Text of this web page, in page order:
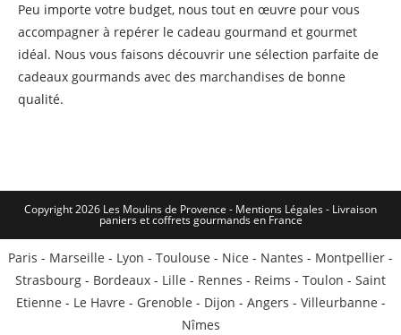
Peu importe votre budget, nous tout en œuvre pour vous
accompagner à repérer le cadeau gourmand et gourmet
idéal. Nous vous faisons découvrir une sélection parfaite de
cadeaux gourmands avec des marchandises de bonne
qualité.
Copyright 2026 Les Moulins de Provence - Mentions Légales - Livraison
paniers et coffrets gourmands en France
Paris - Marseille - Lyon - Toulouse - Nice - Nantes - Montpellier -
Strasbourg - Bordeaux - Lille - Rennes - Reims - Toulon - Saint
Etienne - Le Havre - Grenoble - Dijon - Angers - Villeurbanne -
Nîmes